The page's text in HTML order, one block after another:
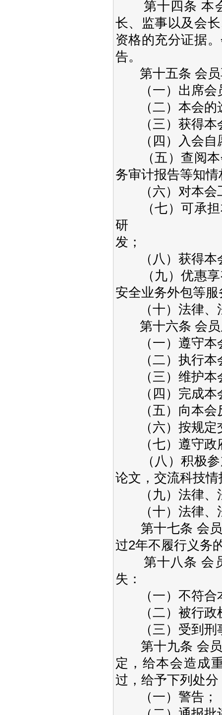
第十四条 本会
长、监事以及会
资格的充分证据
告。
第十五条 会员
（一）出席会
（二）本会的
（三）获得本
（四）入会自
（五）查阅本
务审计报告等知情
（六）对本会
（七）可承担
研
发；
（八）获得本会
（九）优惠享
安全业务外包等服
（十）法律、法
第十六条 会员
（一）遵守本
（二）执行本
（三）维护本
（四）完成本
（五）向本会
（六）按规定
（七）遵守政
（八）积极参
论文，交流科技
（九）法律、法
（十）法律、法
第十七条 会员
过2年不履行义务
第十八条 会员
失：
（一）不符合
（二）被行政
（三）受到刑
第十九条 会员
定，给本会造成
过，给予下列处分
（一）警告；